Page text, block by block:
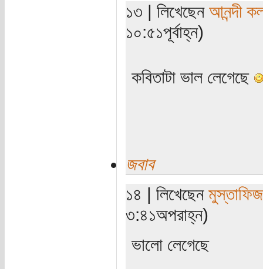
১৩ | লিখেছেন আনন্দী
১০:৫১পূর্বাহ্ন)
কবিতাটা ভাল লেগেছে
জবাব
১৪ | লিখেছেন মুস্তাফিজ
৩:৪১অপরাহ্ন)
ভালো লেগেছে